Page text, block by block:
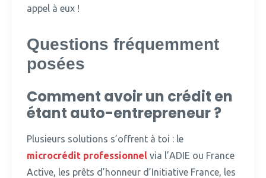
appel à eux !
Questions fréquemment
posées
Comment avoir un crédit en
étant auto-entrepreneur ?
Plusieurs solutions s’offrent à toi : le
microcrédit professionnel via l’ADIE ou France
Active, les prêts d’honneur d’Initiative France, les